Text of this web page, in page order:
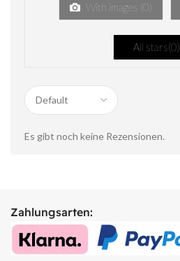
With images (0)
All stars(0)
Es gibt noch keine Rezensionen.
Zahlungsarten: